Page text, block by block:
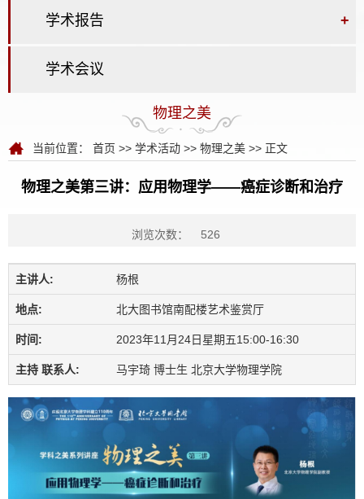
学术报告 +
学术会议
物理之美
当前位置： 首页 >> 学术活动 >> 物理之美 >> 正文
物理之美第三讲：应用物理学——癌症诊断和治疗
浏览次数： 526
主讲人: 杨根
地点: 北大图书馆南配楼艺术鉴赏厅
时间: 2023年11月24日星期五15:00-16:30
主持 联系人: 马宇琦 博士生 北京大学物理学院